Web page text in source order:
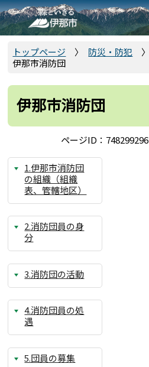
こ
の
ペ
で
トップページ 防災・防犯
伊那市消防団
伊那市消防団
ページID：748299296
1.伊那市消防団
の組織（組織
表、管轄地区）
2.消防団員の身
分
3.消防団の活動
4.消防団員の処
遇
5.団員の募集